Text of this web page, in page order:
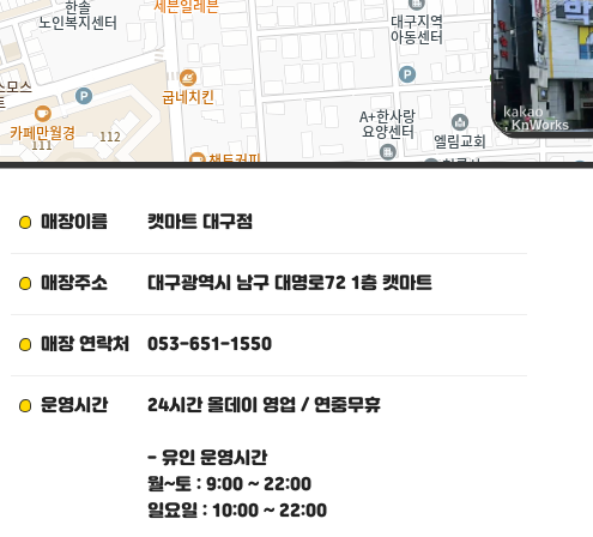
대
대 , KnWorks
매장이름 캣마트 대구점
매장주소 대구광역시 남구 대명로72 1층 캣마트
매장 연락처 053-651-1550
운영시간
24시간 올데이 영업 / 연중무휴
- 유인 운영시간
월~토 : 9:00 ~ 22:00
일요일 : 10:00 ~ 22:00